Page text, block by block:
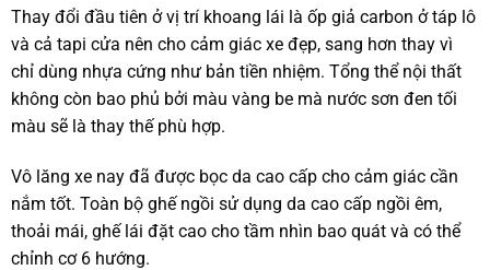
Thay đổi đầu tiên ở vị trí khoang lái là ốp giả carbon ở táp lô
và cả tapi cửa nên cho cảm giác xe đẹp, sang hơn thay vì
chỉ dùng nhựa cứng như bản tiền nhiệm. Tổng thể nội thất
không còn bao phủ bởi màu vàng be mà nước sơn đen tối
màu sẽ là thay thế phù hợp.
Vô lăng xe nay đã được bọc da cao cấp cho cảm giác cần
nắm tốt. Toàn bộ ghế ngồi sử dụng da cao cấp ngồi êm,
thoải mái, ghế lái đặt cao cho tầm nhìn bao quát và có thể
chỉnh cơ 6 hướng.